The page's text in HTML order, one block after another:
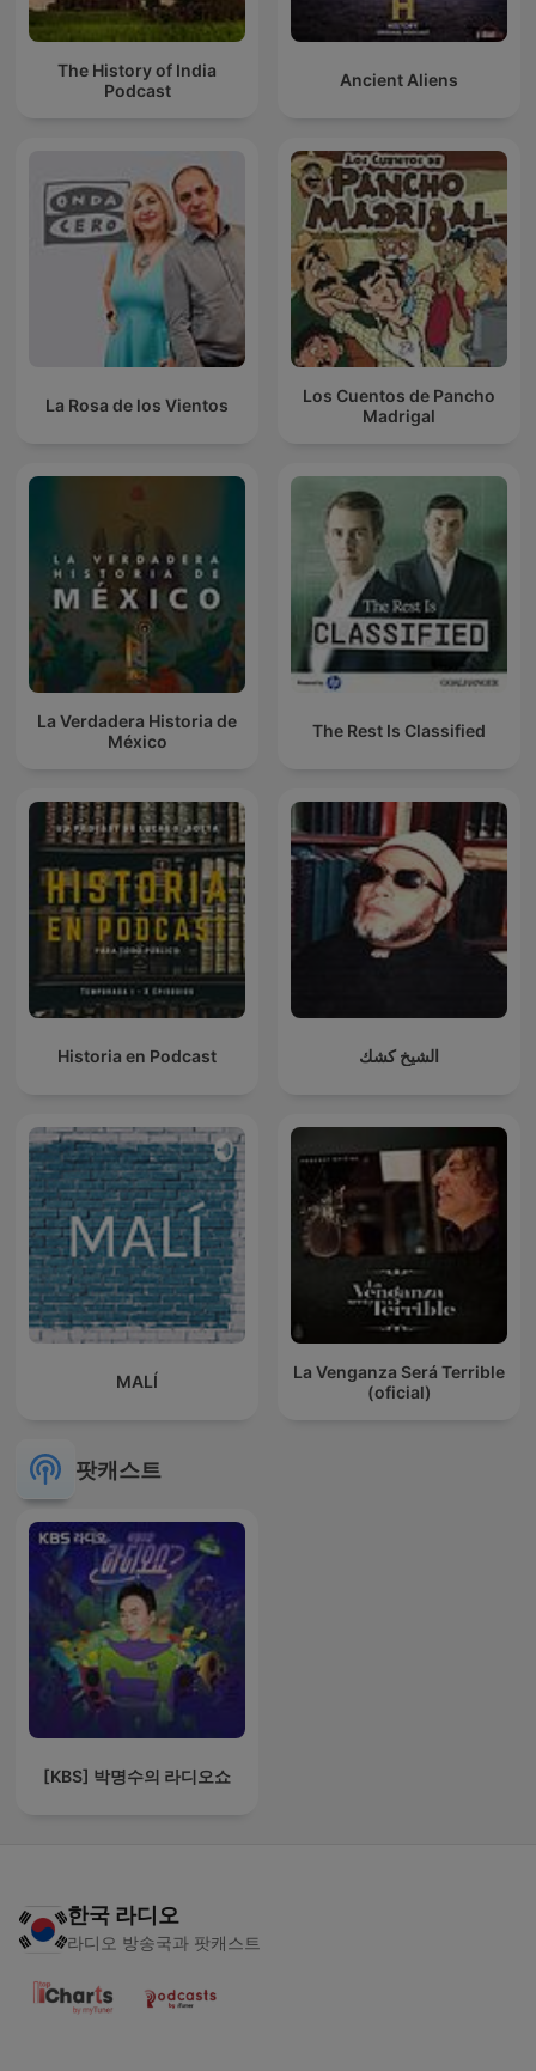
The History of India
Podcast
Ancient Aliens
La Rosa de los Vientos
Los Cuentos de Pancho
Madrigal
La Verdadera Historia de
México
The Rest Is Classified
Historia en Podcast الشيخ كشك
MALÍ
La Venganza Será Terrible
(oficial)
팟캐스트
[KBS] 박명수의 라디오쇼
한국 라디오
라디오 방송국과 팟캐스트